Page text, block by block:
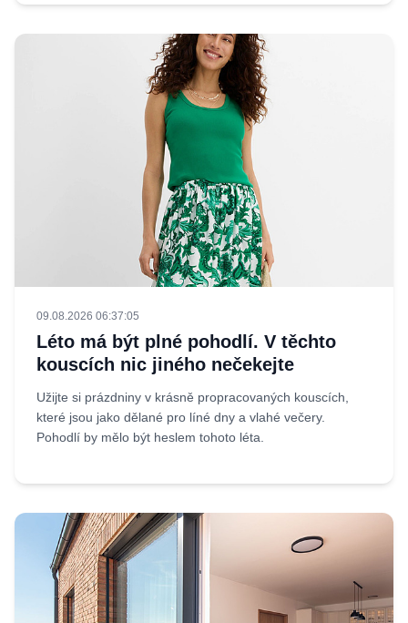
09.08.2026 06:37:05
Léto má být plné pohodlí. V těchto
kouscích nic jiného nečekejte
Užijte si prázdniny v krásně propracovaných kouscích,
které jsou jako dělané pro líné dny a vlahé večery.
Pohodlí by mělo být heslem tohoto léta.